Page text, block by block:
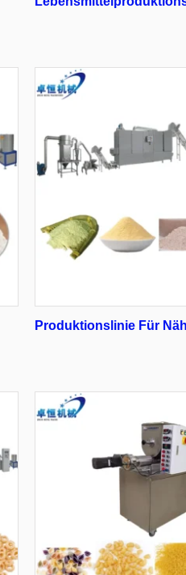
Produktionslinie Für